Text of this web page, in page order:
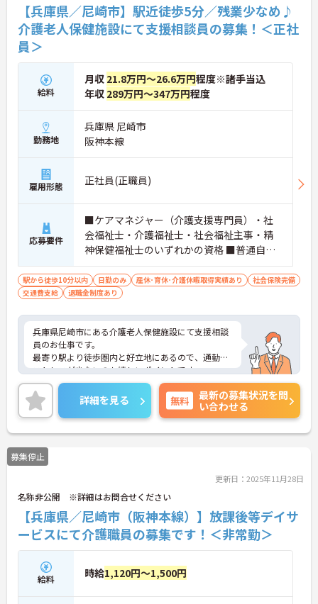
【兵庫県／尼崎市】駅近徒歩5分／残業少なめ♪
介護老人保健施設にて支援相談員の募集！＜正社
員＞
給料
月収 21.8万円～26.6万円程度※諸手当込
年収 289万円～347万円程度
勤務地
兵庫県 尼崎市
阪神本線
雇用形態 正社員(正職員)
応募要件
■ケアマネジャー（介護支援専門員）・社
会福祉士・介護福祉士・社会福祉主事・精
神保健福祉士のいずれかの資格 ■普通自動
車運転免許（AT限定可） ■経験不問
駅から徒歩10分以内 日勤のみ 産休･育休･介護休暇取得実績あり
社会保険完備
交通費支給
退職金制度あり
兵庫県尼崎市にある介護老人保健施設にて支援相談
員のお仕事です。
最寄り駅より徒歩圏内と好立地にあるので、通勤の
ストレスが少ないのも嬉しいポイントです。
ご興味ある方には、面接対策ポイントなど、さらに
詳細をお話しいたしますのでお気軽にご相談くださ
い。
詳細を見る 無料
最新の募集状況を問
い合わせる
募集停止
更新日：2025年11月28日
名称非公開 ※詳細はお問合せください
【兵庫県／尼崎市（阪神本線）】放課後等デイサ
ービスにて介護職員の募集です！＜非常勤＞
給料 時給1,120円～1,500円